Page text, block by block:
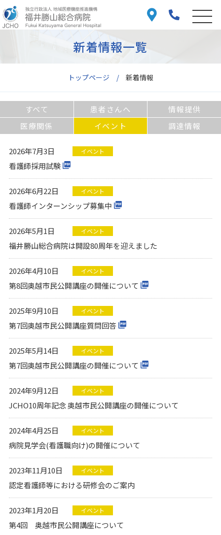
トップページ 新着情報
新着情報一覧
すべて 患者さんへ
情報提供
医療関係
イベント 調達情報
2026年7月3日 イベント
看護師採用試験
2026年6月22日 イベント
看護師インターンシップ募集中
2026年5月1日 イベント
福井勝山総合病院は開設80周年を迎えました
2026年4月10日 イベント
第8回奥越市民公開講座の開催について
2025年9月10日 イベント
第7回奥越市民公開講座質問回答
2025年5月14日 イベント
第7回奥越市民公開講座の開催について
2024年9月12日 イベント
JCHO10周年記念 奥越市民公開講座の開催について
2024年4月25日 イベント
病院見学会(看護職向け)の開催について
2023年11月10日 イベント
認定看護師等における研修会のご案内
2023年1月20日 イベント
第4回 奥越市民公開講座について